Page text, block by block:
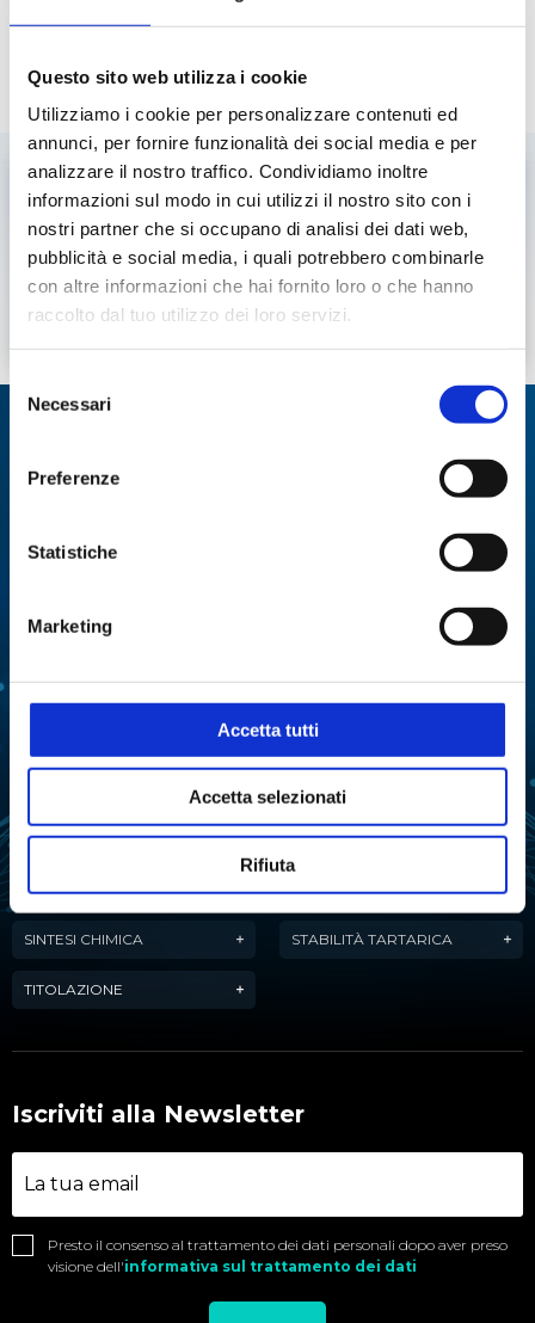
Questo sito web utilizza i cookie
Utilizziamo i cookie per personalizzare contenuti ed
annunci, per fornire funzionalità dei social media e per
analizzare il nostro traffico. Condividiamo inoltre
informazioni sul modo in cui utilizzi il nostro sito con i
nostri partner che si occupano di analisi dei dati web,
pubblicità e social media, i quali potrebbero combinarle
con altre informazioni che hai fornito loro o che hanno
raccolto dal tuo utilizzo dei loro servizi.
delNecessari
Preferenze
Statistiche
Marketing
Accetta tutti
Accetta selezionati
Rifiuta
Dalla sabbia al vetro
LEGGI DI PIÙ
14 SETTEMBRE 2022
NEWS
L’attività dell’acqua
Abbiamo sviluppato soluzioni, tecnologie e
ESTRAZIONE EVAPORAZIONE
FERMENTAZIONE
PURIFICAZIONE
DELL'ACQUA
ANALISI ATTIVITÀ
DELL'ACQUA
SINTESI CHIMICA STABILITÀ TARTARICA
TITOLAZIONE
Iscriviti alla Newsletter
Presto il consenso al trattamento dei dati personali dopo aver preso
visione dell'informativa sul trattamento dei dati